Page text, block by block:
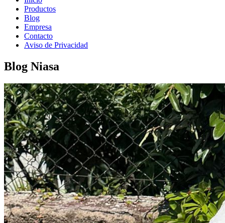
Productos
Blog
Empresa
Contacto
Aviso de Privacidad
Blog Niasa